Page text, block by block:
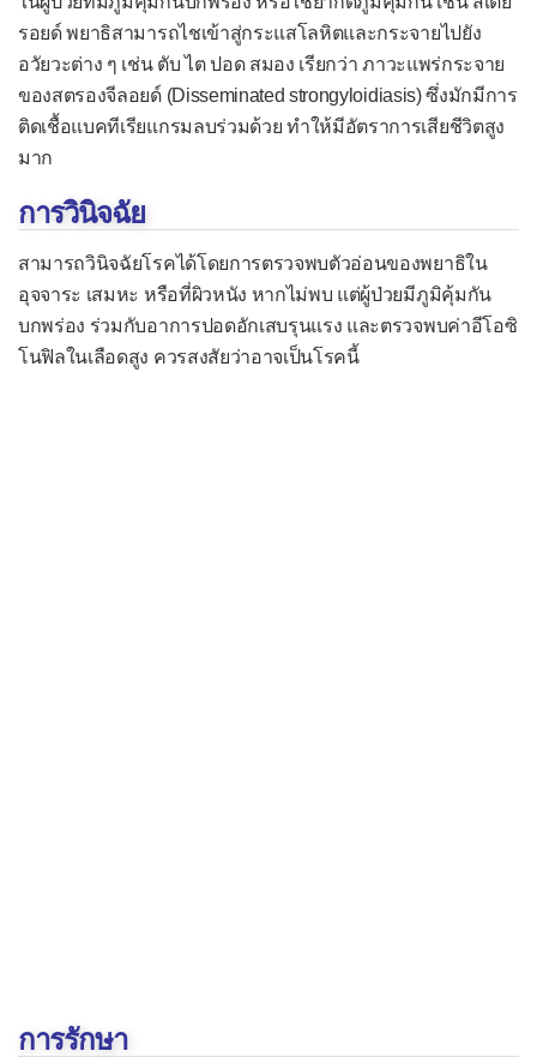
โรคไวรัสตับอักเสบ
โรคส่าไข้
โรคหลอดลมฝอยอักเสบ
โรคหัดเยอรมัน
หัดเยอรมันแต่กำเนิด
โรคอีสุกอีใส
โรคงูสวัด
ท่อน้ำดีอักเสบ
รอยด์ พยาธิสามารถไชเข้าสู่กระแสโลหิตและกระจายไปยัง
อวัยวะต่าง ๆ เช่น ตับ ไต ปอด สมอง เรียกว่า ภาวะแพร่กระจาย
ของสตรองจีลอยด์ (Disseminated strongyloidiasis) ซึ่งมักมีการ
ติดเชื้อแบคทีเรียแกรมลบร่วมด้วย ทำให้มีอัตราการเสียชีวิตสูง
มาก
การวินิจฉัย
สามารถวินิจฉัยโรคได้โดยการตรวจพบตัวอ่อนของพยาธิใน
อุจจาระ เสมหะ หรือที่ผิวหนัง หากไม่พบ แต่ผู้ป่วยมีภูมิคุ้มกัน
บกพร่อง ร่วมกับอาการปอดอักเสบรุนแรง และตรวจพบค่าอีโอซิ
โนฟิลในเลือดสูง ควรสงสัยว่าอาจเป็นโรคนี้
การรักษา